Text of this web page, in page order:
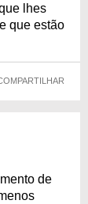
lhes
que estão
de